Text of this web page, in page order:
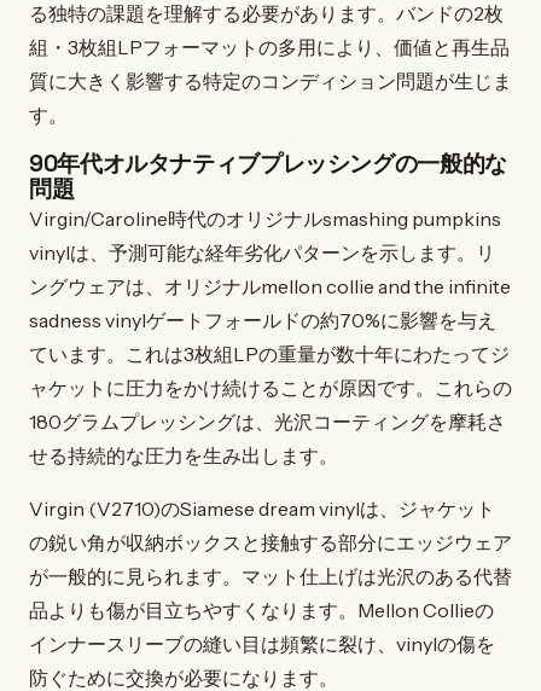
る独特の課題を理解する必要があります。バンドの2枚
組・3枚組LPフォーマットの多用により、価値と再生品
質に大きく影響する特定のコンディション問題が生じま
す。
90年代オルタナティブプレッシングの一般的な
問題
Virgin/Caroline時代のオリジナルsmashing pumpkins
vinylは、予測可能な経年劣化パターンを示します。リ
ングウェアは、オリジナルmellon collie and the infinite
sadness vinylゲートフォールドの約70%に影響を与え
ています。これは3枚組LPの重量が数十年にわたってジ
ャケットに圧力をかけ続けることが原因です。これらの
180グラムプレッシングは、光沢コーティングを摩耗さ
せる持続的な圧力を生み出します。
Virgin (V2710)のSiamese dream vinylは、ジャケット
の鋭い角が収納ボックスと接触する部分にエッジウェア
が一般的に見られます。マット仕上げは光沢のある代替
品よりも傷が目立ちやすくなります。Mellon Collieの
インナースリーブの縫い目は頻繁に裂け、vinylの傷を
防ぐために交換が必要になります。